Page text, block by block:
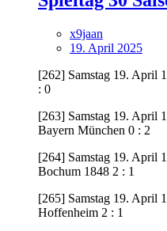
x9jaan
19. April 2025
[262] Samstag 19. April
: 0
[263] Samstag 19. April
Bayern München 0 : 2
[264] Samstag 19. April
Bochum 1848 2 : 1
[265] Samstag 19. April
Hoffenheim 2 : 1